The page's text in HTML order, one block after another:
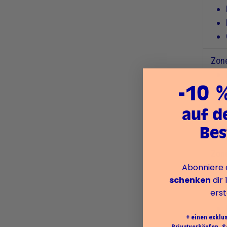
-10
auf
Abonniere
schenken dir
+ einen